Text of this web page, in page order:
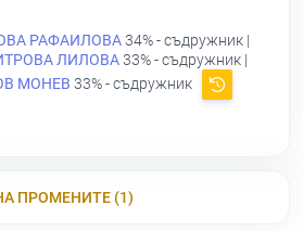
РАФАИЛОВА34% - съдружник |
ЛИЛОВА33% - съдружник |
МОНЕВ 33% - съдружник
ПРОМЕНИТЕ (1)